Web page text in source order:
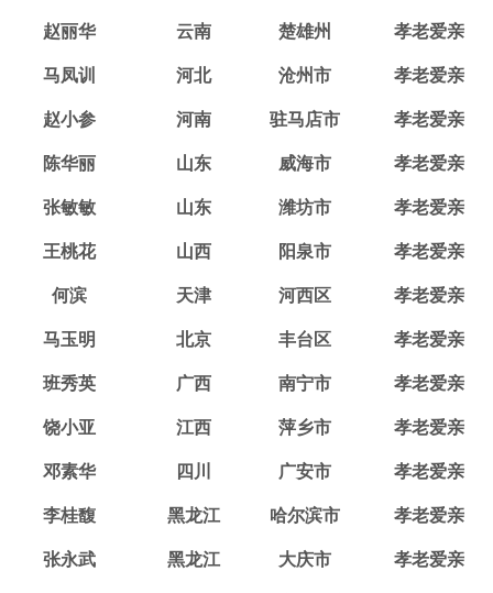
赵丽华 云南 楚雄州 孝老爱亲
马凤训 河北 沧州市 孝老爱亲
赵小参 河南 驻马店市 孝老爱亲
陈华丽 山东 威海市 孝老爱亲
张敏敏 山东 潍坊市 孝老爱亲
王桃花 山西 阳泉市 孝老爱亲
何滨 天津 河西区 孝老爱亲
马玉明 北京 丰台区 孝老爱亲
班秀英 广西 南宁市 孝老爱亲
饶小亚 江西 萍乡市 孝老爱亲
邓素华 四川 广安市 孝老爱亲
李桂馥 黑龙江 哈尔滨市 孝老爱亲
张永武 黑龙江 大庆市 孝老爱亲